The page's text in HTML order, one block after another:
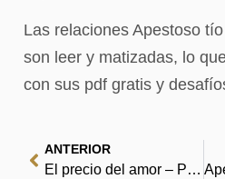
Las relaciones Apestoso
son leer y matizadas, lo
con sus pdf gratis y
ANTERIOR
El precio del amor – PDF